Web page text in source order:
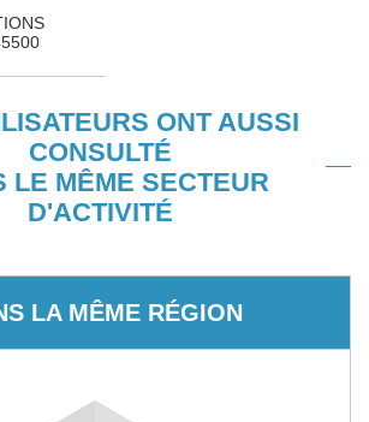
ONT AUSSI
CONSULTÉ
LE MÊME SECTEUR
D'ACTIVITÉ
LA MÊME RÉGION